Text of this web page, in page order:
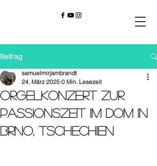
Beitrag
Orgelkonzert zur
Passionszeit im Dom in
Brno, Tschechien
samuelmirjambrandt
24. März 2025 0 Min. Lesezeit